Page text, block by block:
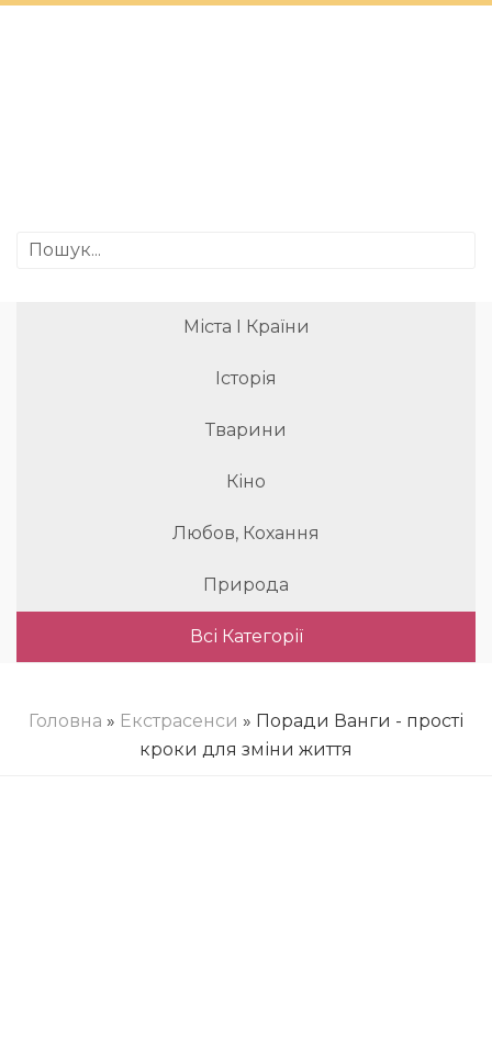
Міста І Країни
Історія
Тварини
Кіно
Любов, Кохання
Природа
Всі Категорії
Головна » Екстрасенси » Поради Ванги - прості
кроки для зміни життя